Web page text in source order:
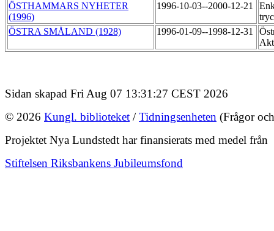
ÖSTHAMMARS NYHETER
(1996)
1996-10-03--2000-12-21
ÖSTRA SMÅLAND (1928)
1996-01-09--1998-12-31
Sidan skapad Fri Aug 07 13:31:27 CEST 2026
© 2026 Kungl. biblioteket /Tidningsenheten (Frågor
Projektet Nya Lundstedt har finansierats med medel från
Stiftelsen Riksbankens Jubileumsfond